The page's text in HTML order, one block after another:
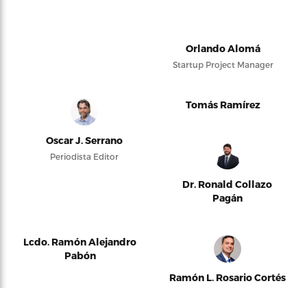
Orlando Alomá
Startup Project Manager
Oscar J. Serrano
Periodista Editor
Tomás Ramírez
Dr. Ronald Collazo
Pagán
Lcdo. Ramón Alejandro
Pabón
Ramón L. Rosario Cortés